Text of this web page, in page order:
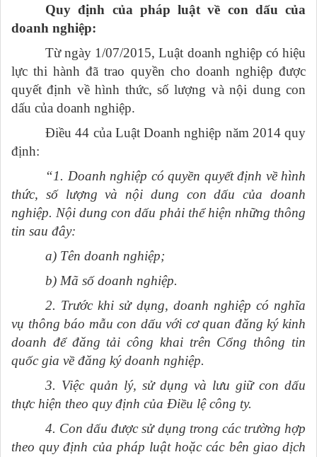
Quy định của pháp luật về con dấu của
doanh nghiệp:
Từ ngày 1/07/2015, Luật doanh nghiệp có hiệu
lực thi hành đã trao quyền cho doanh nghiệp được
quyết định về hình thức, số lượng và nội dung con
dấu của doanh nghiệp.
Điều 44 của Luật Doanh nghiệp năm 2014 quy
định:
“1. Doanh nghiệp có quyền quyết định về hình
thức, số lượng và nội dung con dấu của doanh
nghiệp. Nội dung con dấu phải thể hiện những thông
tin sau đây:
a) Tên doanh nghiệp;
b) Mã số doanh nghiệp.
2. Trước khi sử dụng, doanh nghiệp có nghĩa
vụ thông báo mẫu con dấu với cơ quan đăng ký kinh
doanh để đăng tải công khai trên Cổng thông tin
quốc gia về đăng ký doanh nghiệp.
3. Việc quản lý, sử dụng và lưu giữ con dấu
thực hiện theo quy định của Điều lệ công ty.
4. Con dấu được sử dụng trong các trường hợp
theo quy định của pháp luật hoặc các bên giao dịch